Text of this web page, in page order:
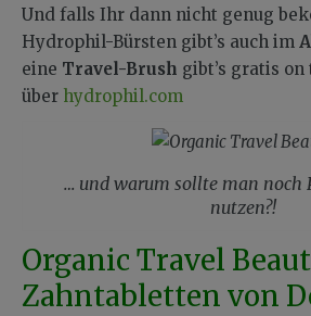
Und falls Ihr dann nicht genug
Hydrophil-Bürsten gibt’s auch im
eine Travel-Brush gibt’s gratis on
über hydrophil.com
… und warum sollte man noch
nutzen?!
Organic Travel
Zahntabletten von